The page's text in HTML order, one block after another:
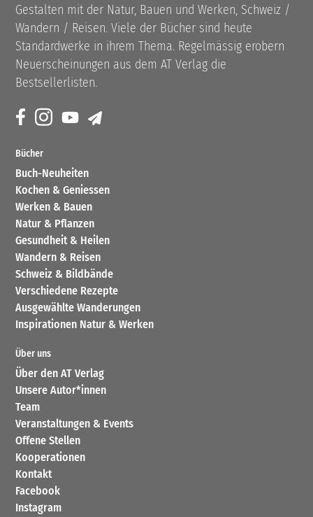
Gestalten mit der Natur, Bauen und Werken, Schweiz /
Wandern / Reisen. Viele der Bücher sind heute
Standardwerke in ihrem Thema. Regelmässig erobern
Neuerscheinungen aus dem AT Verlag die
Bestsellerlisten.
Bücher
Buch-Neuheiten
Kochen & Geniessen
Werken & Bauen
Natur & Pflanzen
Gesundheit & Heilen
Wandern & Reisen
Schweiz & Bildbände
Verschiedene Rezepte
Ausgewählte Wanderungen
Inspirationen Natur & Werken
Über uns
Über den AT Verlag
Unsere Autor*innen
Team
Veranstaltungen & Events
Offene Stellen
Kooperationen
Kontakt
Facebook
Instagram